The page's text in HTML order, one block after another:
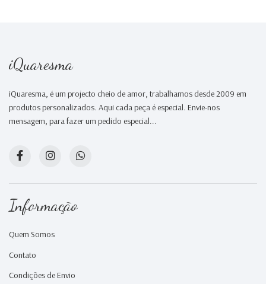
iQuaresma
iQuaresma, é um projecto cheio de amor, trabalhamos desde 2009 em
produtos personalizados. Aqui cada peça é especial. Envie-nos
mensagem, para fazer um pedido especial...
Informação
Quem Somos
Contato
Condições de Envio